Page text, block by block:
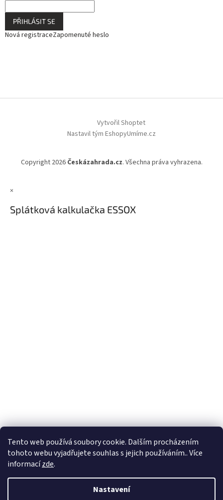
Tento web používá soubory cookie. Dalším procházením
tohoto webu vyjadřujete souhlas s jejich používáním.. Více
informacízde.
Nastavení
PŘIHLÁSIT SE
Nová registraceZapomenuté heslo
Vytvořil Shoptet
Nastavil tým EshopyUmíme.cz
Copyright 2026 Českázahrada.cz. Všechna práva vyhrazena.
×
Splátková kalkulačka ESSOX